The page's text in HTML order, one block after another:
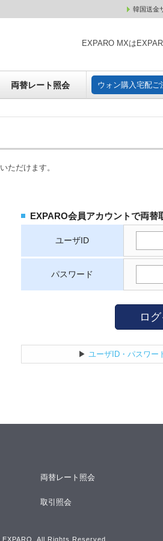
韓国送金
EXPARO MXは
両替レート照会 ウォン購入宅配ご
ウォン購
ただけます。
EXPARO会員アカウントで両替
ユーザID
パスワード
ロ
▶ ユーザID・パスワー
両替レート照会
取引照会
All Rights Reserved.